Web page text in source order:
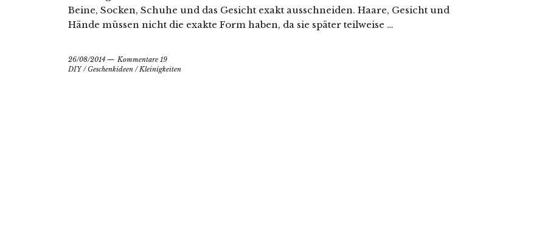
Beine, Socken, Schuhe und das Gesicht exakt ausschneiden. Haare, Gesicht und
Hände müssen nicht die exakte Form haben, da sie später teilweise …
26/08/2014
Kommentare 19
DIY/Geschenkideen /Kleinigkeiten